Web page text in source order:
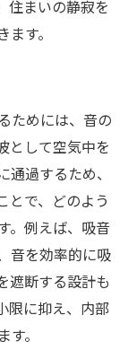
技術
例
み合わせ
遮断方法
住まいの静寂を
す。
ためには、音の
として空気中を
過するため、
とで、どのよう
。例えば、吸音
音を効率的に吸
遮断する設計も
限に抑え、内部
。